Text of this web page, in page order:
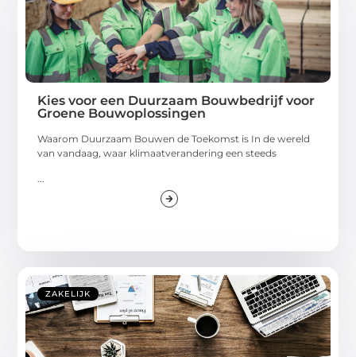
Kies voor een Duurzaam Bouwbedrijf voor
Groene Bouwoplossingen
Waarom Duurzaam Bouwen de Toekomst is In de wereld
van vandaag, waar klimaatverandering een steeds
ZAKELIJK